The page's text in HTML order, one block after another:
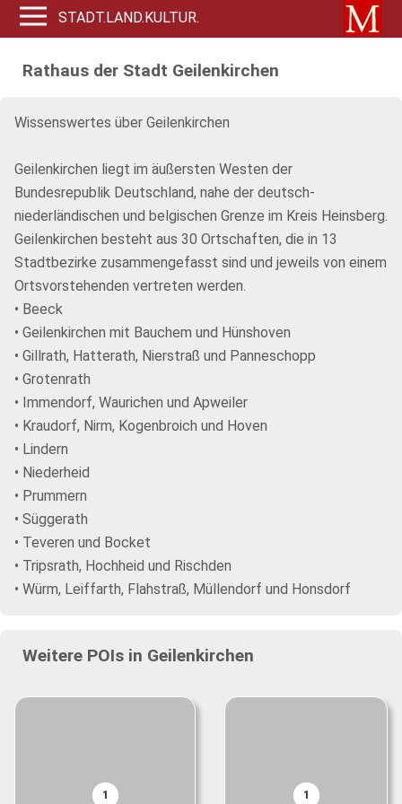
STADT.LAND.KULTUR.
Rathaus der Stadt Geilenkirchen
Wissenswertes über Geilenkirchen
Geilenkirchen liegt im äußersten Westen der
Bundesrepublik Deutschland, nahe der deutsch-
niederländischen und belgischen Grenze im Kreis Heinsberg.
Geilenkirchen besteht aus 30 Ortschaften, die in 13
Stadtbezirke zusammengefasst sind und jeweils von einem
Ortsvorstehenden vertreten werden.
• Beeck
• Geilenkirchen mit Bauchem und Hünshoven
• Gillrath, Hatterath, Nierstraß und Panneschopp
• Grotenrath
• Immendorf, Waurichen und Apweiler
• Kraudorf, Nirm, Kogenbroich und Hoven
• Lindern
• Niederheid
• Prummern
• Süggerath
• Teveren und Bocket
• Tripsrath, Hochheid und Rischden
• Würm, Leiffarth, Flahstraß, Müllendorf und Honsdorf
Weitere POIs in Geilenkirchen
1 1